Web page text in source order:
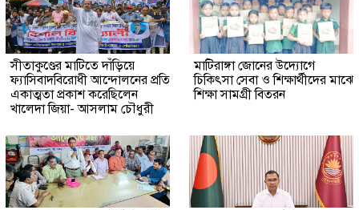
সীতাকুণ্ডের মাটিতে দাঁড়িয়ে
ফ্যাসিবাদবিরোধী আন্দোলনের প্রতি
একাত্মতা প্রকাশ করেছিলেন
খালেদা জিয়া- আসলাম চৌধুরী
মাটিরাঙ্গা জোনের উদ্যোগে
চিকিৎসা সেবা ও শিক্ষার্থীদের মাঝে
শিক্ষা সামগ্রী বিতরন